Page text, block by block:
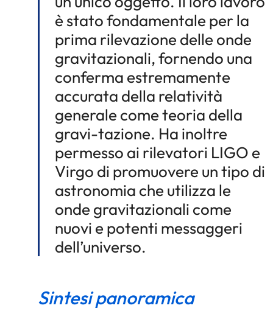
è stato fondamentale per la
prima rilevazione delle onde
gravitazionali, fornendo una
conferma estremamente
accurata della relatività
generale come teoria della
gravi-tazione. Ha inoltre
permesso ai rilevatori LIGO e
Virgo di promuovere un tipo di
astronomia che utilizza le
onde gravitazionali come
nuovi e potenti messaggeri
dell’universo.
Sintesi panoramica